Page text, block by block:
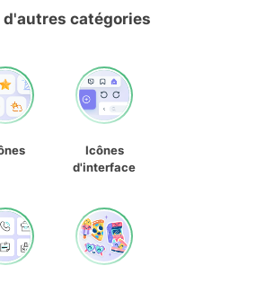
d'autres catégories
Icônes
d'interface